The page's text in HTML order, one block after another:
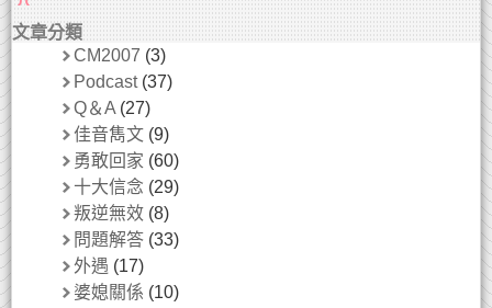
文章分類
CM2007 (3)
Podcast(37)
Q＆A (27)
佳音雋文 (9)
勇敢回家 (60)
十大信念 (29)
叛逆無效 (8)
問題解答 (33)
外遇 (17)
婆媳關係 (10)